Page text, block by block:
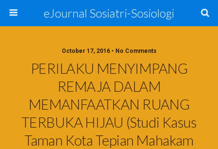
eJournal Sosiatri-Sosiologi
October 17, 2016 • No Comments
PERILAKU MENYIMPANG
REMAJA DALAM
MEMANFAATKAN RUANG
TERBUKA HIJAU (Studi Kasus
Taman Kota Tepian Mahakam